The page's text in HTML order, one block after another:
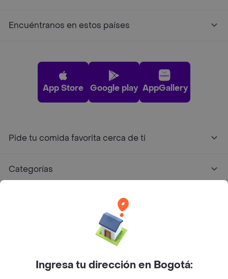
Encuéntranos en estos países
App Store Google play AppGallery
Pide tu comida favorita cerca de ti
Categorías
Facebook
Twitter
Instagram
Ingresa tu dirección en Bogotá: